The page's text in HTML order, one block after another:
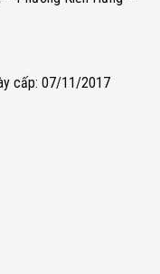
cấp: 07/11/2017